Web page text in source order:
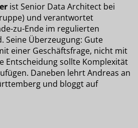
ist Senior Data Architect bei
und verantwortet
zu-Ende im regulierten
Seine Überzeugung: Gute
einer Geschäftsfrage, nicht mit
Entscheidung sollte Komplexität
Daneben lehrt Andreas an
und bloggt auf